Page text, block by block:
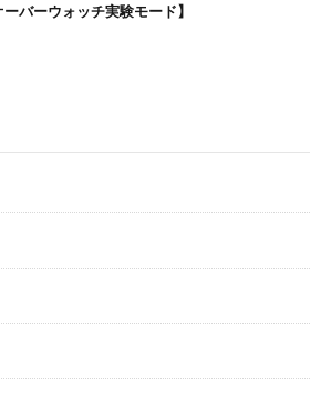
ーバーウォッチ実験モード】